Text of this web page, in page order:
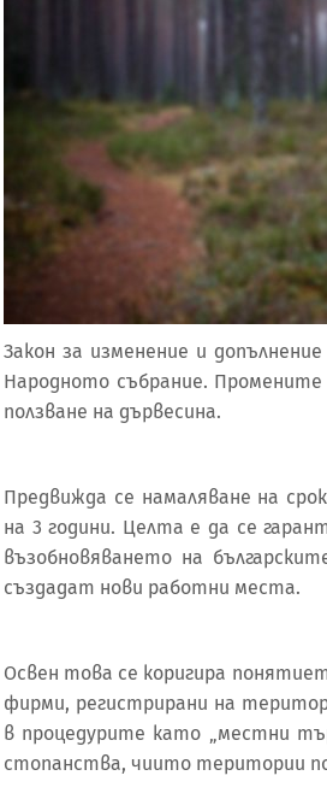
Закон за изменение и
Народното събрание.
ползване на дървесина.
Предвижда се намаляване на
на 3 години. Целта е да се
възобновяването на
създадат нови работни места.
Освен това се коригира
фирми, регистрирани на
в процедурите като „местни
стопанства, чиито територии